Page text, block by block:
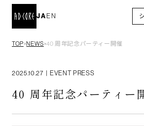
EN
JA
TOP＞NEWS＞40 周年記念パーティー開催
2025.10.27 EVENT PRESS
40 周年記念パーティー